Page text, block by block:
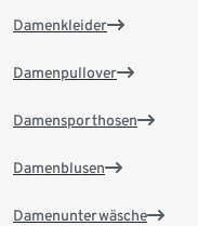
Damenkleider
Damenpullover
Damensporthosen
Damenblusen
Damenunterwäsche